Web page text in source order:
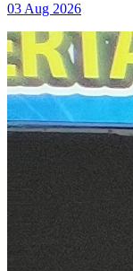
03 Aug 2026